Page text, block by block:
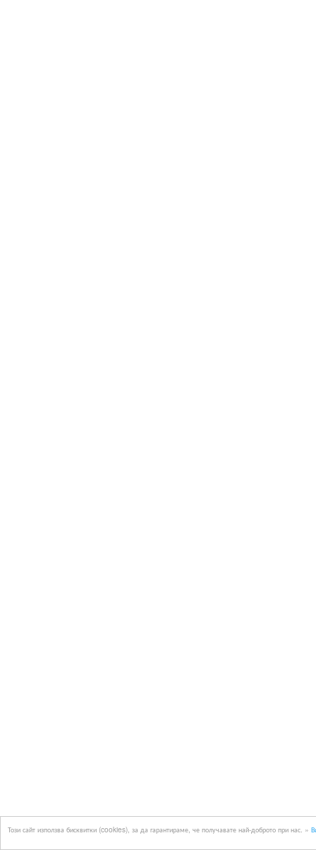
Този сайт използва бисквитки (cookies), за да гарантираме, че получавате най-доброто при нас. »